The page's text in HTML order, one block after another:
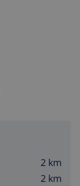
2 km
2 km